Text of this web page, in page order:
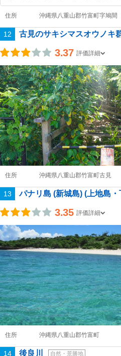
住所 沖縄県八重山郡竹富町字鳩間
12 古見のサキシマスオウノキ
3.37 評価詳細
住所 沖縄県八重山郡竹富町古見
13 パナリ島 (新城島) (上地島・
3.35 評価詳細
住所 沖縄県八重山郡竹富町
14 後良川 自然・景勝地